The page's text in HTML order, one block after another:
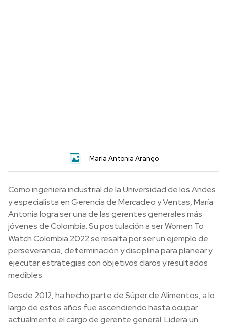
María Antonia Arango
Como ingeniera industrial de la Universidad de los Andes
y especialista en Gerencia de Mercadeo y Ventas, María
Antonia logra ser una de las gerentes generales más
jóvenes de Colombia. Su postulación a ser Women To
Watch Colombia 2022 se resalta por ser un ejemplo de
perseverancia, determinación y disciplina para planear y
ejecutar estrategias con objetivos claros y resultados
medibles.
Desde 2012, ha hecho parte de Súper de Alimentos, a lo
largo de estos años fue ascendiendo hasta ocupar
actualmente el cargo de gerente general. Lidera un